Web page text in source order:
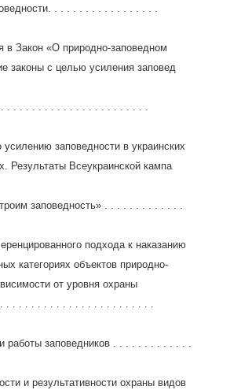
. . . . . . . . . . . . . . . . .
в Закон «О природно-заповедном
законы с целью усиления заповед
. . . . . . . . . . . . . . . . . . . . . . .
заповедности в украинских
Результаты Всеукраинской кампа
заповедность» . . . . . . . . . . . . .
подхода к наказанию
категориях объектов природно-
от уровня охраны
. . . . . . . . . . . . . . . . . . . . . . . . .
работы заповедников . . . . . . . . . . . . .
и результативности охраны видов